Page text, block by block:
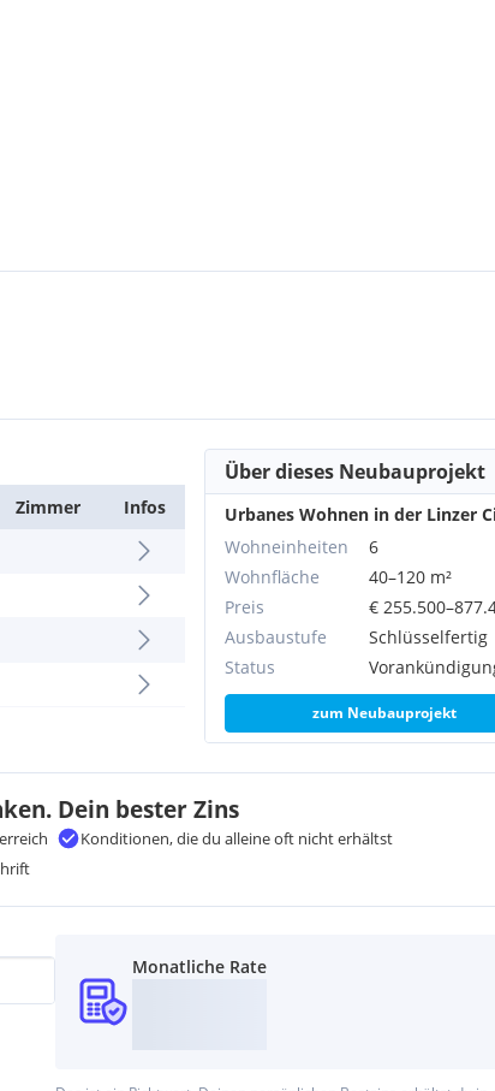
Zimmer Infos
Über dieses Neubauprojekt
Urbanes Wohnen in der Linzer
Wohneinheiten
6
Wohnfläche
40–120 m²
Preis
€
Ausbaustufe
Schlüsselfertig
Status
zum Neubauprojekt
Dein bester Zins
Konditionen, die du alleine oft nicht erhältst
Monatliche Rate